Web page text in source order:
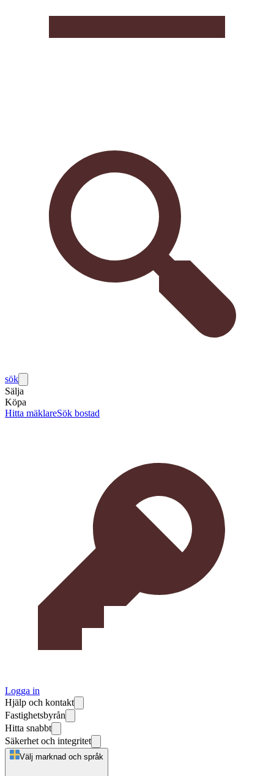
sök
Sälja
Köpa
Hitta mäklareSök bostad
Logga in
Hjälp och kontakt
Fastighetsbyrån
Hitta snabbt
Säkerhet och integritet
Välj marknad och språk